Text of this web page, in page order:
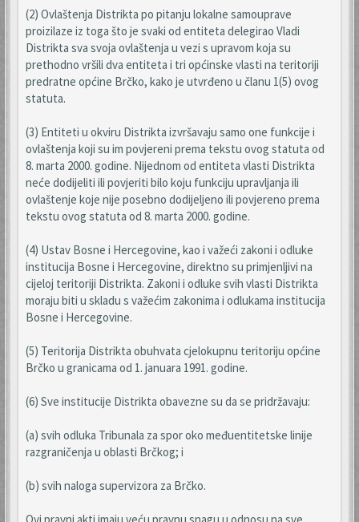
(2) Ovlaštenja Distrikta po pitanju lokalne samouprave
proizilaze iz toga što je svaki od entiteta delegirao Vladi
Distrikta sva svoja ovlaštenja u vezi s upravom koja su
prethodno vršili dva entiteta i tri općinske vlasti na teritoriji
predratne općine Brčko, kako je utvrđeno u članu 1(5) ovog
statuta.
(3) Entiteti u okviru Distrikta izvršavaju samo one funkcije i
ovlaštenja koji su im povjereni prema tekstu ovog statuta od
8. marta 2000. godine. Nijednom od entiteta vlasti Distrikta
neće dodijeliti ili povjeriti bilo koju funkciju upravljanja ili
ovlaštenje koje nije posebno dodijeljeno ili povjereno prema
tekstu ovog statuta od 8. marta 2000. godine.
(4) Ustav Bosne i Hercegovine, kao i važeći zakoni i odluke
institucija Bosne i Hercegovine, direktno su primjenljivi na
cijeloj teritoriji Distrikta. Zakoni i odluke svih vlasti Distrikta
moraju biti u skladu s važećim zakonima i odlukama institucija
Bosne i Hercegovine.
(5) Teritorija Distrikta obuhvata cjelokupnu teritoriju općine
Brčko u granicama od 1. januara 1991. godine.
(6) Sve institucije Distrikta obavezne su da se pridržavaju:
(a) svih odluka Tribunala za spor oko međuentitetske linije
razgraničenja u oblasti Brčkog; i
(b) svih naloga supervizora za Brčko.